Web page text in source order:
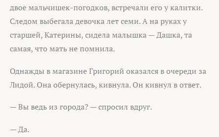
двое мальчишек-погодков, встречали его у калитки.
Следом выбегала девочка лет семи. А на руках у
старшей, Катерины, сидела малышка — Дашка, та
самая, что мать не помнила.
Однажды в магазине Григорий оказался в очереди за
Лидой. Она обернулась, кивнула. Он кивнул в ответ.
— Вы ведь из города? — спросил вдруг.
— Да.